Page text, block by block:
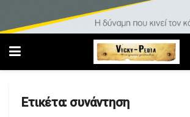
Ετικέτα: συνάντηση